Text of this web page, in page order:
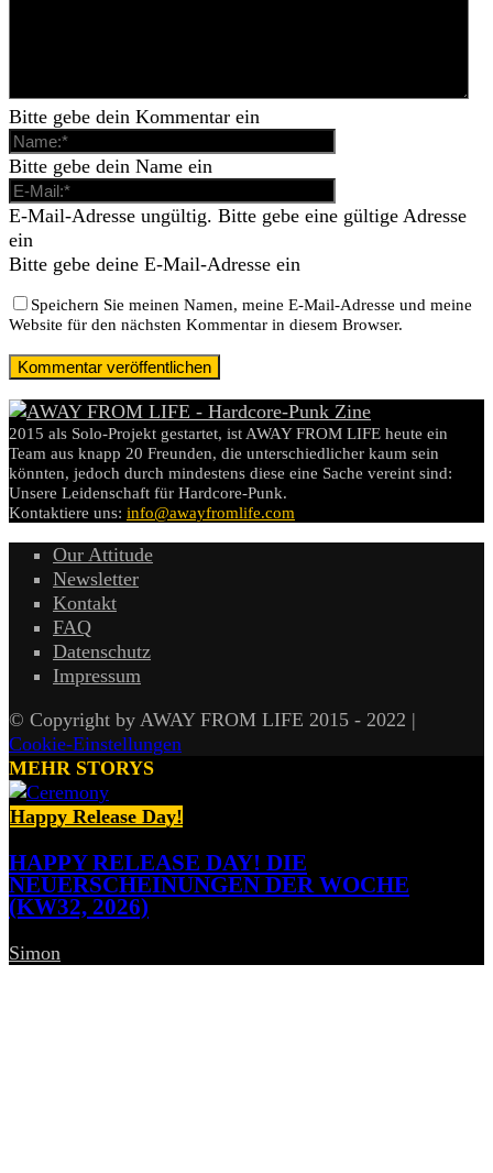
Bitte gebe dein Kommentar ein
Bitte gebe dein Name ein
E-Mail-Adresse ungültig. Bitte gebe eine gültige Adresse
ein
Bitte gebe deine E-Mail-Adresse ein
Speichern Sie meinen Namen, meine E-Mail-Adresse und meine
Website für den nächsten Kommentar in diesem Browser.
2015 als Solo-Projekt gestartet, ist AWAY FROM LIFE heute ein
Team aus knapp 20 Freunden, die unterschiedlicher kaum sein
könnten, jedoch durch mindestens diese eine Sache vereint sind:
Unsere Leidenschaft für Hardcore-Punk.
Kontaktiere uns: info@awayfromlife.com
Our Attitude
Newsletter
Kontakt
FAQ
Datenschutz
Impressum
© Copyright by AWAY FROM LIFE 2015 - 2022 |
Cookie-Einstellungen
MEHR STORYS
Happy Release Day!
HAPPY RELEASE DAY! DIE
NEUERSCHEINUNGEN DER WOCHE
(KW32, 2026)
Simon